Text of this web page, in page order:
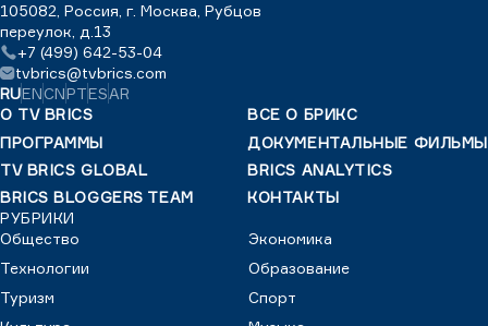
105082, Россия, г. Москва, Рубцов
переулок, д.13
+7 (499) 642-53-04
tvbrics@tvbrics.com
RUENCNPTESAR
О TV BRICS
ВСЕ О БРИКС
ПРОГРАММЫ
ДОКУМЕНТАЛЬНЫЕ ФИЛЬМЫ
TV BRICS GLOBAL
BRICS ANALYTICS
BRICS BLOGGERS TEAM
КОНТАКТЫ
РУБРИКИ
Общество
Экономика
Технологии
Образование
Туризм
Спорт